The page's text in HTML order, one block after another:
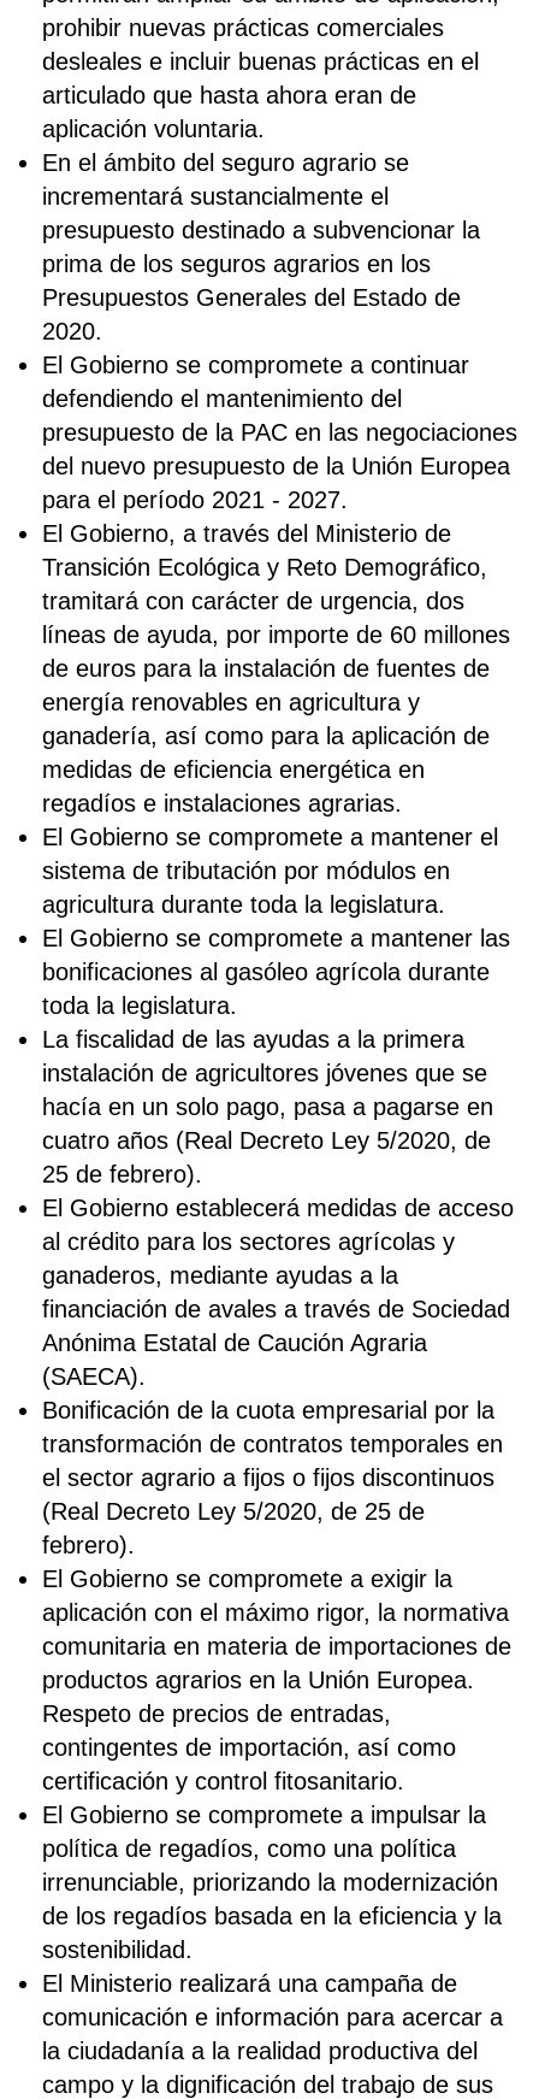
prohibir nuevas prácticas comerciales
desleales e incluir buenas prácticas en el
articulado que hasta ahora eran de
aplicación voluntaria.
En el ámbito del seguro agrario se
incrementará sustancialmente el
presupuesto destinado a subvencionar la
prima de los seguros agrarios en los
Presupuestos Generales del Estado de
2020.
El Gobierno se compromete a continuar
defendiendo el mantenimiento del
presupuesto de la PAC en las negociaciones
del nuevo presupuesto de la Unión Europea
para el período 2021 - 2027.
El Gobierno, a través del Ministerio de
Transición Ecológica y Reto Demográfico,
tramitará con carácter de urgencia, dos
líneas de ayuda, por importe de 60 millones
de euros para la instalación de fuentes de
energía renovables en agricultura y
ganadería, así como para la aplicación de
medidas de eficiencia energética en
regadíos e instalaciones agrarias.
El Gobierno se compromete a mantener el
sistema de tributación por módulos en
agricultura durante toda la legislatura.
El Gobierno se compromete a mantener las
bonificaciones al gasóleo agrícola durante
toda la legislatura.
La fiscalidad de las ayudas a la primera
instalación de agricultores jóvenes que se
hacía en un solo pago, pasa a pagarse en
cuatro años (Real Decreto Ley 5/2020, de
25 de febrero).
El Gobierno establecerá medidas de acceso
al crédito para los sectores agrícolas y
ganaderos, mediante ayudas a la
financiación de avales a través de Sociedad
Anónima Estatal de Caución Agraria
(SAECA).
Bonificación de la cuota empresarial por la
transformación de contratos temporales en
el sector agrario a fijos o fijos discontinuos
(Real Decreto Ley 5/2020, de 25 de
febrero).
El Gobierno se compromete a exigir la
aplicación con el máximo rigor, la normativa
comunitaria en materia de importaciones de
productos agrarios en la Unión Europea.
Respeto de precios de entradas,
contingentes de importación, así como
certificación y control fitosanitario.
El Gobierno se compromete a impulsar la
política de regadíos, como una política
irrenunciable, priorizando la modernización
de los regadíos basada en la eficiencia y la
sostenibilidad.
El Ministerio realizará una campaña de
comunicación e información para acercar a
la ciudadanía a la realidad productiva del
campo y la dignificación del trabajo de sus